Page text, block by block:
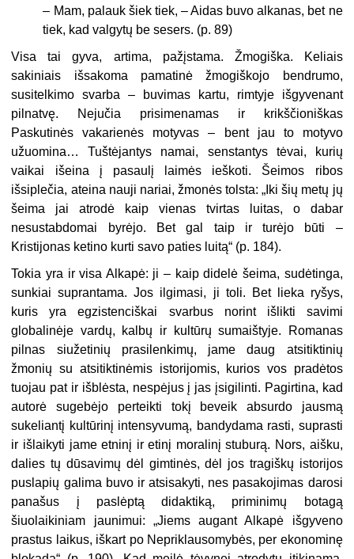
– Mam, palauk šiek tiek, – Aidas buvo alkanas, bet ne
tiek, kad valgytų be sesers. (p. 89)
Visa tai gyva, artima, pažįstama. Žmogiška. Keliais
sakiniais išsakoma pamatinė žmogiškojo bendrumo,
susitelkimo svarba – buvimas kartu, rimtyje išgyvenant
pilnatvę. Nejučia prisimenamas ir krikščioniškas
Paskutinės vakarienės motyvas – bent jau to motyvo
užuomina… Tuštėjantys namai, senstantys tėvai, kurių
vaikai išeina į pasaulį laimės ieškoti. Šeimos ribos
išsiplečia, ateina nauji nariai, žmonės tolsta: „Iki šių metų jų
šeima jai atrodė kaip vienas tvirtas luitas, o dabar
nesustabdomai byrėjo. Bet gal taip ir turėjo būti –
Kristijonas ketino kurti savo paties luitą“ (p. 184).
Tokia yra ir visa Alkapė: ji – kaip didelė šeima, sudėtinga,
sunkiai suprantama. Jos ilgimasi, ji toli. Bet lieka ryšys,
kuris yra egzistenciškai svarbus norint išlikti savimi
globalinėje vardų, kalbų ir kultūrų sumaištyje. Romanas
pilnas siužetinių prasilenkimų, jame daug atsitiktinių
žmonių su atsitiktinėmis istorijomis, kurios vos pradėtos
tuojau pat ir išblėsta, nespėjus į jas įsigilinti. Pagirtina, kad
autorė sugebėjo perteikti tokį beveik absurdo jausmą
sukeliantį kultūrinį intensyvumą, bandydama rasti, suprasti
ir išlaikyti jame etninį ir etinį moralinį stuburą. Nors, aišku,
dalies tų dūsavimų dėl gimtinės, dėl jos tragiškų istorijos
puslapių galima buvo ir atsisakyti, nes pasakojimas darosi
panašus į paslėptą didaktiką, priminimų botagą
šiuolaikiniam jaunimui: „Jiems augant Alkapė išgyveno
prastus laikus, iškart po Nepriklausomybės, per ekonominę